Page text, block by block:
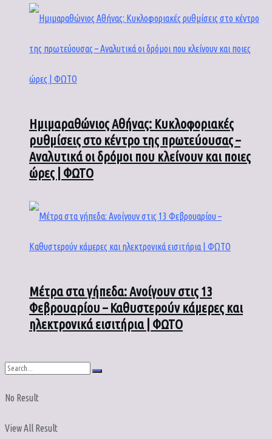
Ημιμαραθώνιος Αθήνας: Κυκλοφοριακές
ρυθμίσεις στο κέντρο της πρωτεύουσας –
Αναλυτικά οι δρόμοι που κλείνουν και ποιες
ώρες | ΦΩΤΟ
Μέτρα στα γήπεδα: Ανοίγουν στις 13
Φεβρουαρίου – Καθυστερούν κάμερες και
ηλεκτρονικά εισιτήρια | ΦΩΤΟ
No Result
View All Result